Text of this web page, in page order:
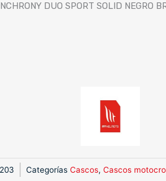
DUO SPORT SOLID NEGRO
Categorías Cascos, Cascos